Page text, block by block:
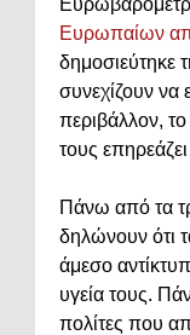
Ευρωπαίων
δημοσιεύτηκε
συνεχίζουν να
περιβάλλον,
τους
Πάνω από τα
δηλώνουν ότι
άμεσο
υγεία τους.
πολίτες που